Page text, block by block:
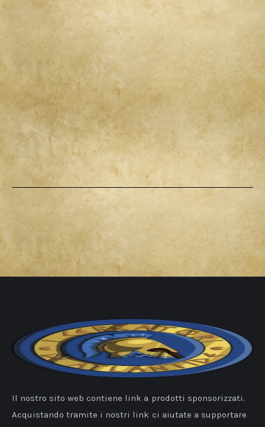
Il nostro sito web contiene link a prodotti sponsorizzati.
Acquistando tramite i nostri link ci aiutate a supportare